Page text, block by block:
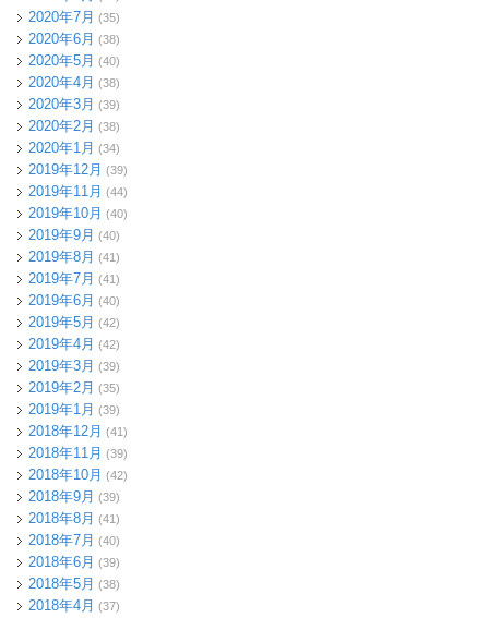
2020年7月 (35)
2020年6月 (38)
2020年5月 (40)
2020年4月 (38)
2020年3月 (39)
2020年2月 (38)
2020年1月 (34)
2019年12月 (39)
2019年11月 (44)
2019年10月 (40)
2019年9月 (40)
2019年8月 (41)
2019年7月 (41)
2019年6月 (40)
2019年5月 (42)
2019年4月 (42)
2019年3月 (39)
2019年2月 (35)
2019年1月 (39)
2018年12月 (41)
2018年11月 (39)
2018年10月 (42)
2018年9月 (39)
2018年8月 (41)
2018年7月 (40)
2018年6月 (39)
2018年5月 (38)
2018年4月 (37)